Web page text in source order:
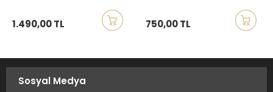
1.490,00 TL 750,00 TL
Sosyal Medya